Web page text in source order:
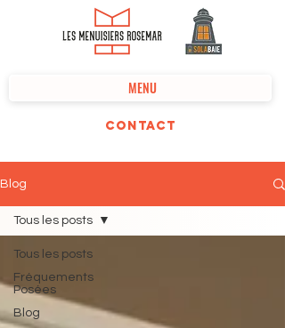
Contact
MENU
Blog
Tous les posts
Fréquements
Posées
Blog
Tous les posts